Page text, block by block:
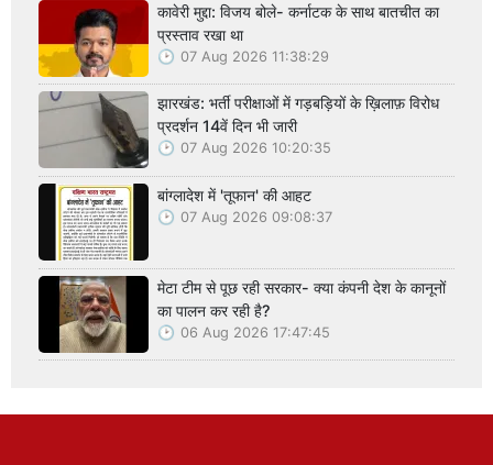
कावेरी मुद्दा: विजय बोले- कर्नाटक के साथ बातचीत का
प्रस्ताव रखा था
07 Aug 2026 11:38:29
झारखंड: भर्ती परीक्षाओं में गड़बड़ियों के ख़िलाफ़ विरोध
प्रदर्शन 14वें दिन भी जारी
07 Aug 2026 10:20:35
बांग्लादेश में 'तूफान' की आहट
07 Aug 2026 09:08:37
मेटा टीम से पूछ रही सरकार- क्या कंपनी देश के कानूनों
का पालन कर रही है?
06 Aug 2026 17:47:45